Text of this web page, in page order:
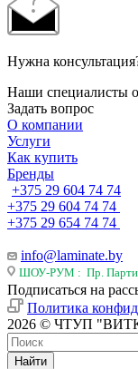
Нужна
Наши специалисты
Задать вопрос
О компании
Услуги
Как купить
Бренды
+375 29 604 74 74
+375 29 604 74 74
+375 29 654 74 74
info@laminate.by
ШОУ-РУМ : Пр.
Подписаться на
Политика
2026 © ЧТУП
Найти